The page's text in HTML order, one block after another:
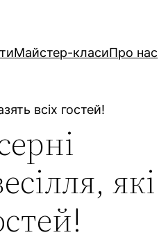
Майстер-класиПро нас
всіх гостей!
які